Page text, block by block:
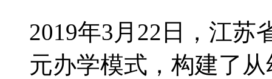
2019年3月22日，江苏
元办学模式，构建了